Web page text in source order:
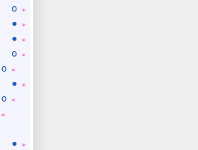
☼
o
☼
●
☼
●
☼
o
☼
o
☼
●
☼
o
☼
☼
●